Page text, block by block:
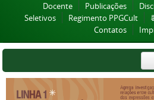
Docente
Publicações
Seletivos
Regimento PPGCult
Contatos